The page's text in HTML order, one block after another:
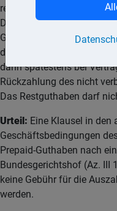
regelmäßig in den
Dabei gelten in der Regel
Grundsätzlich ist die
den Anbieter zulässig.
dann spätestens bei
Rückzahlung des nicht
Das Restguthaben darf
Urteil: Eine Klausel in den
Geschäftsbedingungen
Prepaid-Guthaben nach
Bundesgerichtshof (Az. III
keine Gebühr für die
werden.